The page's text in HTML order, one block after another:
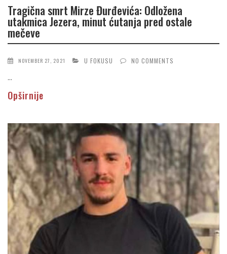
Tragična smrt Mirze Đurđevića: Odložena
utakmica Jezera, minut ćutanja pred ostale
mečeve
NOVEMBER 27, 2021 U FOKUSU NO COMMENTS
...
Opširnije